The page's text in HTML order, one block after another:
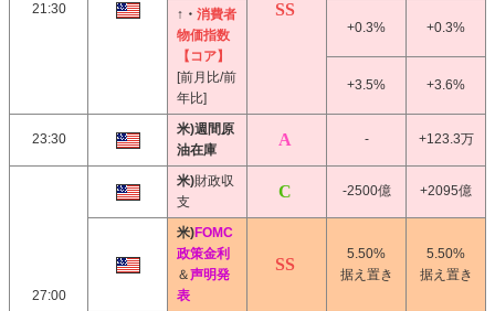
21:30 ↑・ 消費者
物価指数
【コア】
[前月比/前
年比]
+0.3% +0.3%
+3.5% +3.6%
23:30
米)週間原
油在庫
- +123.3万
27:00
米)財政収
支
-2500億 +2095億
米)FOMC
政策金利
＆声明発
表
5.50%
据え置き
5.50%
据え置き